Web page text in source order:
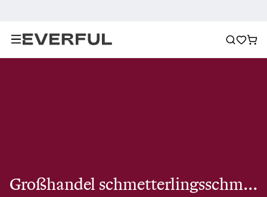
Großhandel schmetterlingsschmuck im set